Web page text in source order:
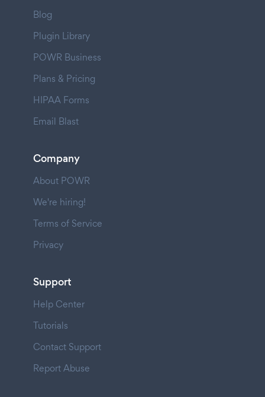
Blog
Plugin Library
POWR Business
Plans & Pricing
HIPAA Forms
Email Blast
Company
About POWR
We're hiring!
Terms of Service
Privacy
Support
Help Center
Tutorials
Contact Support
Report Abuse